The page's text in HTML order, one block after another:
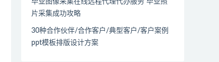
片采集成功攻略
30种合作伙伴/合作客户/典型客户/客户案例
ppt模板排版设计方案